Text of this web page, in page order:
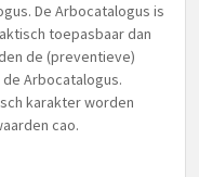
De Arbocatalogus is
toepasbaar dan
de (preventieve)
Arbocatalogus.
karakter worden
cao.